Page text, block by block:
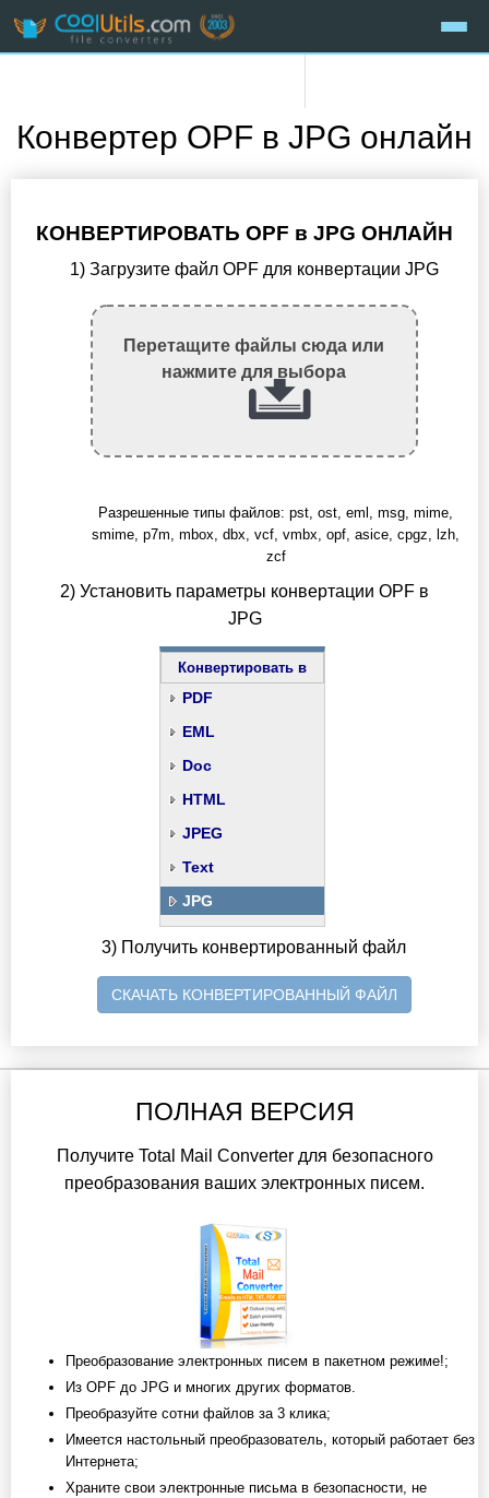
Конвертер OPF в JPG онлайн
КОНВЕРТИРОВАТЬ OPF в JPG ОНЛАЙН
1) Загрузите файл OPF для конвертации JPG
Перетащите файлы сюда или
нажмите для выбора
Разрешенные типы файлов: pst, ost, eml, msg, mime,
smime, p7m, mbox, dbx, vcf, vmbx, opf, asice, cpgz, lzh,
zcf
2) Установить параметры конвертации OPF в
JPG
Конвертировать в
PDF
EML
Doc
HTML
JPEG
Text
JPG
3) Получить конвертированный файл
СКАЧАТЬ КОНВЕРТИРОВАННЫЙ ФАЙЛ
ПОЛНАЯ ВЕРСИЯ
Получите Total Mail Converter для безопасного
преобразования ваших электронных писем.
Преобразование электронных писем в пакетном режиме!;
Из OPF до JPG и многих других форматов.
Преобразуйте сотни файлов за 3 клика;
Имеется настольный преобразователь, который работает без
Интернета;
Храните свои электронные письма в безопасности, не